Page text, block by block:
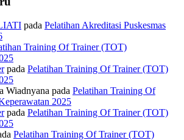
pada Pelatihan Akreditasi Puskesmas
Training Of Trainer (TOT)
pada Pelatihan Training Of Trainer (TOT)
Wiadnyana pada Pelatihan Training Of
2025
pada Pelatihan Training Of Trainer (TOT)
Pelatihan Training Of Trainer (TOT)